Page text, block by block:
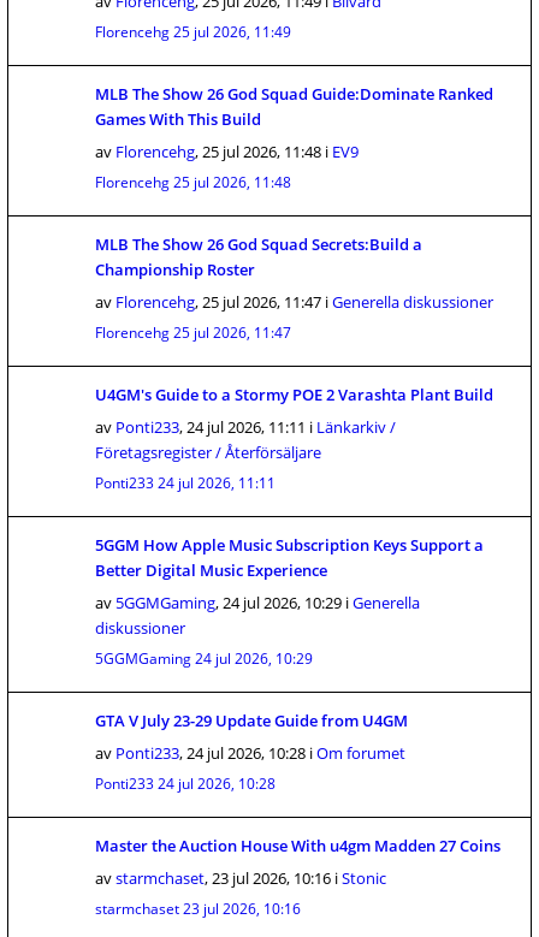
Florencehg25 jul 2026, 11:49
MLB The Show 26 God Squad Guide:Dominate Ranked
Games With This Build
av Florencehg,25 jul 2026, 11:48 i EV9
Florencehg25 jul 2026, 11:48
MLB The Show 26 God Squad Secrets:Build a
Championship Roster
av Florencehg,25 jul 2026, 11:47 iGenerella diskussioner
Florencehg25 jul 2026, 11:47
U4GM's Guide to a Stormy POE 2 Varashta Plant Build
av Ponti233,24 jul 2026, 11:11 i Länkarkiv /
Företagsregister / Återförsäljare
Ponti23324 jul 2026, 11:11
5GGM How Apple Music Subscription Keys Support a
Better Digital Music Experience
av 5GGMGaming,24 jul 2026, 10:29 iGenerella
diskussioner
5GGMGaming24 jul 2026, 10:29
GTA V July 23-29 Update Guide from U4GM
av Ponti233,24 jul 2026, 10:28 iOm forumet
Ponti23324 jul 2026, 10:28
Master the Auction House With u4gm Madden 27 Coins
avstarmchaset,23 jul 2026, 10:16 iStonic
starmchaset23 jul 2026, 10:16